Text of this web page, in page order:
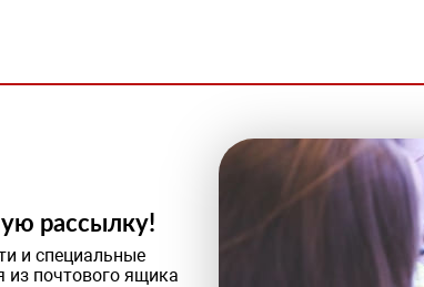
рассылку!
и специальные
из почтового ящика